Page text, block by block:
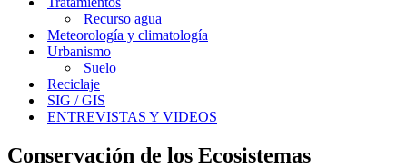
Recurso agua
Meteorología y climatología
Urbanismo
Suelo
Reciclaje
SIG / GIS
ENTREVISTAS Y VIDEOS
Conservación de los Ecosistemas